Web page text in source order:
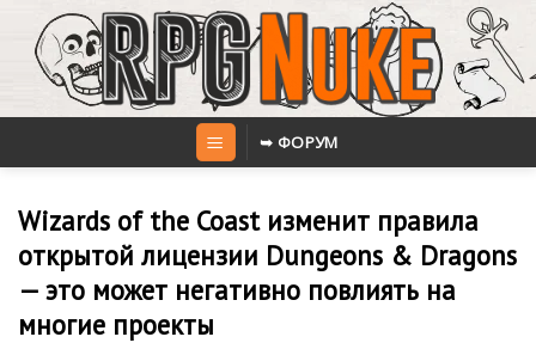
content
➥ ФОРУМ
Wizards of the Coast изменит правила
открытой лицензии Dungeons & Dragons
— это может негативно повлиять на
многие проекты